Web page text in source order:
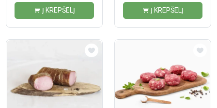
Į KREPŠELĮ Į KREPŠELĮ